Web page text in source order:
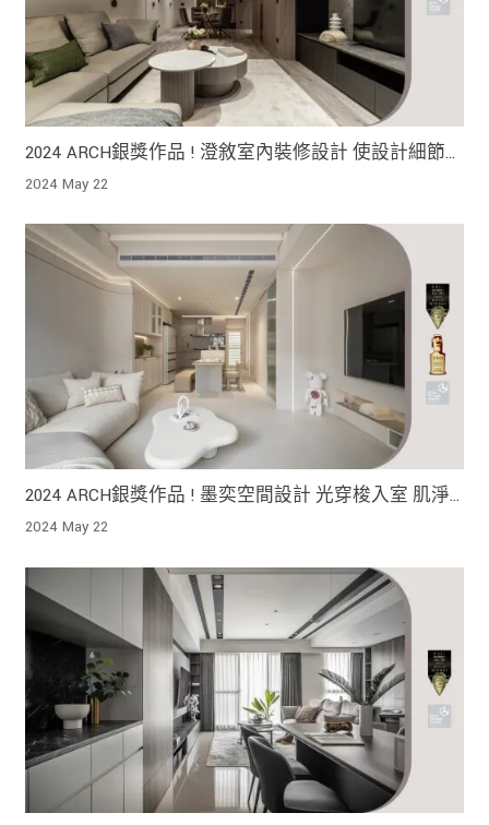
2024 ARCH銀獎作品 ! 澄敘室內裝修設計 使設計細節
本質凸顯 空間如同一場深入品味生活的旅行 帶來豐富
2024 May 22
2024 ARCH銀獎作品 ! 墨奕空間設計 光穿梭入室 肌淨
無暇的天地壁正綻放著專屬於這個家庭的獨特韻味
2024 May 22